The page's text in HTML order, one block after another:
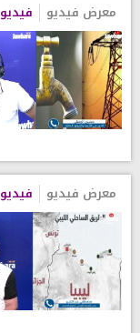
معرض فيديو فيديو
معرض فيديو فيديو